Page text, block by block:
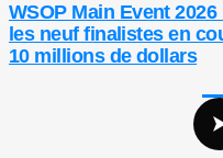
WSOP Main Event
les neuf finalistes en
10 millions de dollars